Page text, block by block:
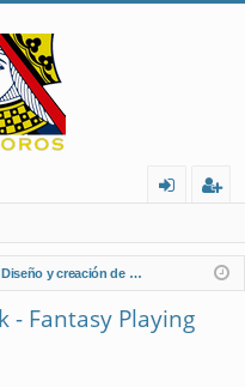
nt
ifi
ca
ist
ra
Diseño y creación de naipes
- Fantasy Playing